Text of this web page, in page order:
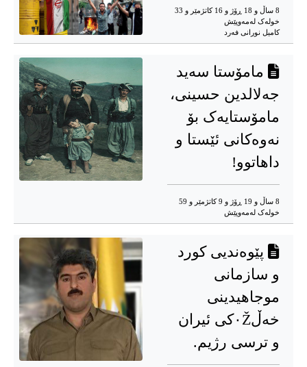
8 ساڵ و 18 ڕۆژ و 16 کاتژمێر و 33
خوله‌ک له‌مه‌وپێش‌
کامیل نورانی فەرد
مامۆستا سەید
جەلالدین حسینی،
مامۆستایەک بۆ
نەوەکانی ئێستا و
داهاتوو!
8 ساڵ و 19 ڕۆژ و 9 کاتژمێر و 59
خوله‌ک له‌مه‌وپێش‌
پێوەندیی کورد
و سازمانی
موجاهیدینی
خەڵ٠Žکی ئیران
و ترسی رژیم.